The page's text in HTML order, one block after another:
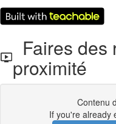
Faires des
proximité
Contenu
If you're already